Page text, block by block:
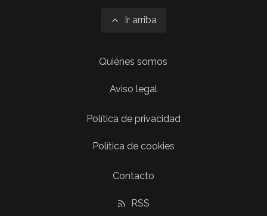
Ir arriba
Quiénes somos
Aviso legal
Política de privacidad
Política de cookies
Contacto
RSS